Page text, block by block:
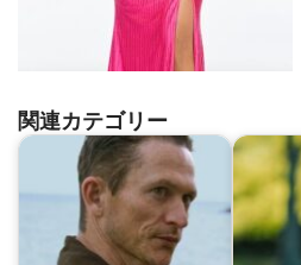
関連カテゴリー